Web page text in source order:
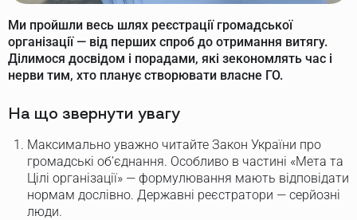
Ми пройшли весь шлях реєстрації громадської
організації — від перших спроб до отримання витягу.
Ділимося досвідом і порадами, які зекономлять час і
нерви тим, хто планує створювати власне ГО.
На що звернути увагу
Максимально уважно читайте Закон України про
громадські об’єднання. Особливо в частині «Мета та
Цілі організації» — формулювання мають відповідати
нормам дослівно. Державні реєстратори — серйозні
люди.